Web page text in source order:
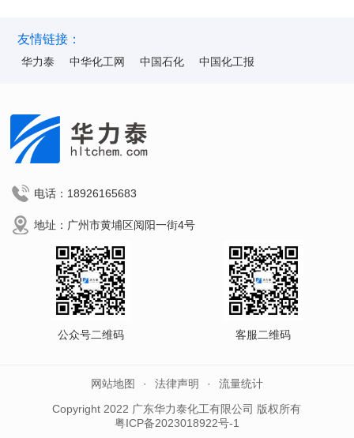
科慕化学
友情链接：
华力泰 中华化工网 中国石化 中国化工报
电话：18926165683
地址：广州市黄埔区阅阳一街4号
公众号二维码 客服二维码
网站地图 法律声明 流量统计
Copyright 2022 广东华力泰化工有限公司 版权所有
粤ICP备2023018922号-1